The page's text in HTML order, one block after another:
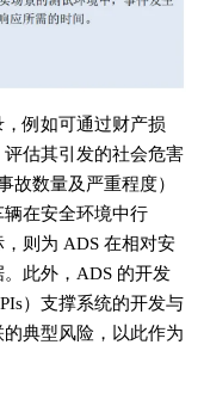
例如可通过财产损
估其引发的社会危害
数量及严重程度）
在安全环境中行
则为 ADS 在相对安
此外，ADS 的开发
）支撑系统的开发与
典型风险，以此作为